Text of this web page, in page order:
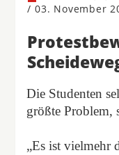
/ 03. November
Die Studenten
größte Problem,
„Es ist vielmehr